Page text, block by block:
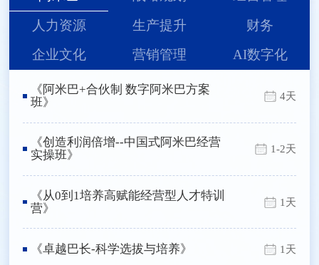
人力资源
生产提升
财务
企业文化
营销管理 AI数字化
《阿米巴+合伙制 数字阿米巴方案
班》
4天
《创造利润倍增--中国式阿米巴经营
实操班》
1-2天
《从0到1培养高赋能经营型人才特训
营》
1天
《卓越巴长-科学选拔与培养》 1天